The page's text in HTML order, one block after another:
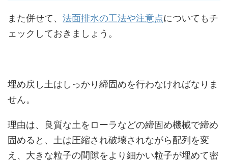
また併せて、 法面排水の工法や注意点についてもチ
ェックしておきましょう。
埋め戻し土はしっかり締固めを行わなければなりま
せん。
理由は、良質な土をローラなどの締固め機械で締め
固めると、土は圧縮され破壊されながら配列を変
え、大きな粒子の間隙をより細かい粒子が埋めて密